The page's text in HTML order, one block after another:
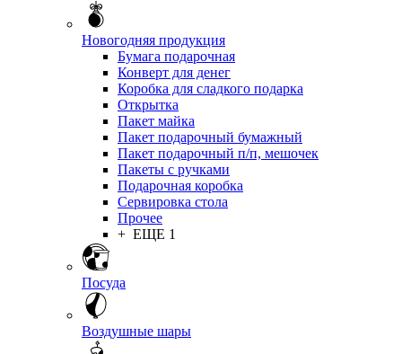
Новогодняя продукция
Бумага подарочная
Конверт для денег
Коробка для сладкого подарка
Открытка
Пакет майка
Пакет подарочный бумажный
Пакет подарочный п/п, мешочек
Пакеты с ручками
Подарочная коробка
Сервировка стола
Прочее
+ ЕЩЕ 1
Посуда
Воздушные шары